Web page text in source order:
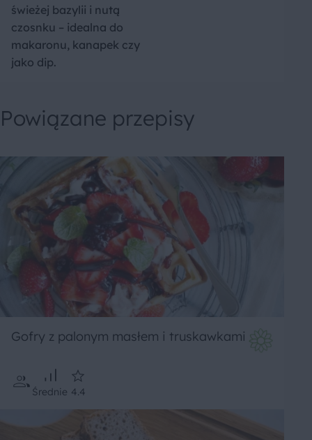
świeżej bazylii i nutą
czosnku – idealna do
makaronu, kanapek czy
jako dip.
Powiązane przepisy
Gofry z palonym masłem i truskawkami
Średnie 4.4